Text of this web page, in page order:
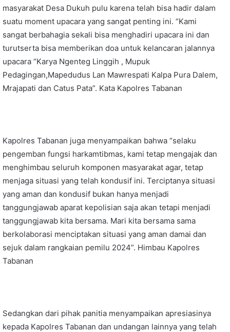
masyarakat Desa Dukuh pulu karena telah bisa hadir dalam
suatu moment upacara yang sangat penting ini. “Kami
sangat berbahagia sekali bisa menghadiri upacara ini dan
turutserta bisa memberikan doa untuk kelancaran jalannya
upacara “Karya Ngenteg Linggih , Mupuk
Pedagingan,Mapedudus Lan Mawrespati Kalpa Pura Dalem,
Mrajapati dan Catus Pata”. Kata Kapolres Tabanan
Kapolres Tabanan juga menyampaikan bahwa “selaku
pengemban fungsi harkamtibmas, kami tetap mengajak dan
menghimbau seluruh komponen masyarakat agar, tetap
menjaga situasi yang telah kondusif ini. Terciptanya situasi
yang aman dan kondusif bukan hanya menjadi
tanggungjawab aparat kepolisian saja akan tetapi menjadi
tanggungjawab kita bersama. Mari kita bersama sama
berkolaborasi menciptakan situasi yang aman damai dan
sejuk dalam rangkaian pemilu 2024”. Himbau Kapolres
Tabanan
Sedangkan dari pihak panitia menyampaikan apresiasinya
kepada Kapolres Tabanan dan undangan lainnya yang telah